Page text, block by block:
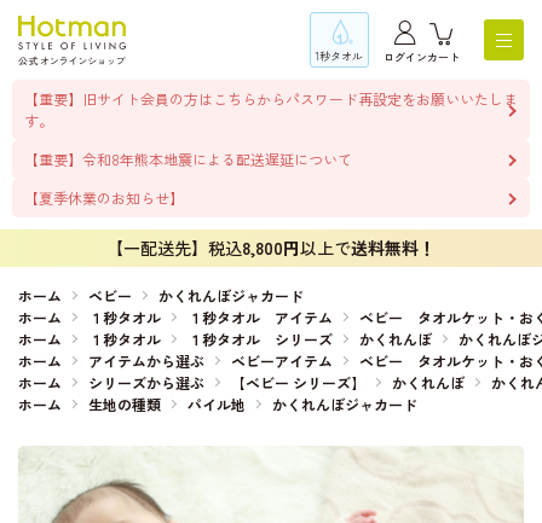
1秒タオル ログインカート
【重要】旧サイト会員の方はこちらからパスワード再設定をお願いいたしま
す。
【重要】令和8年熊本地震による配送遅延について
【夏季休業のお知らせ】
【一配送先】税込8,800円以上で送料無料！
ホーム ベビー
かくれんぼジャカード
ホーム
１秒タオル １秒タオル アイテム
ベビー タオルケット・お
ホーム
１秒タオル １秒タオル シリーズ かくれんぼ
かくれんぼ
ホーム
アイテムから選ぶ ベビーアイテム
ベビー タオルケット・お
ホーム
シリーズから選ぶ 【ベビー シリーズ】 かくれんぼ
かくれ
ホーム
生地の種類 パイル地 かくれんぼジャカード